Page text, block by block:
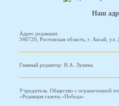
Наш
Адрес редакции:
346720, Ростовская область, г. Аксай,
Главный редактор: Н.А. Лукина
Учредитель: Общество с ограниченной
«Редакция газеты «Победа»